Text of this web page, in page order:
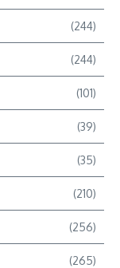
(244)
(244)
(101)
(39)
(35)
(210)
(256)
(265)